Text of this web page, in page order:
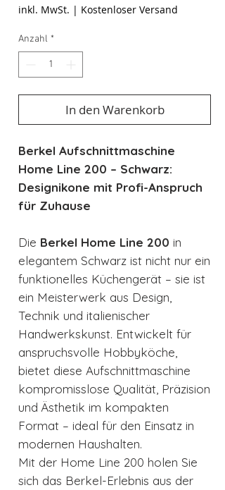
inkl. MwSt. | Kostenloser Versand
Anzahl *
In den Warenkorb
Berkel Aufschnittmaschine
Home Line 200 – Schwarz:
Designikone mit Profi-Anspruch
für Zuhause
Die Berkel Home Line 200 in
elegantem Schwarz ist nicht nur ein
funktionelles Küchengerät – sie ist
ein Meisterwerk aus Design,
Technik und italienischer
Handwerkskunst. Entwickelt für
anspruchsvolle Hobbyköche,
bietet diese Aufschnittmaschine
kompromisslose Qualität, Präzision
und Ästhetik im kompakten
Format – ideal für den Einsatz in
modernen Haushalten.
Mit der Home Line 200 holen Sie
sich das Berkel-Erlebnis aus der